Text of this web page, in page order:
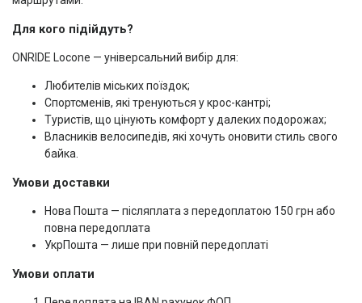
Для кого підійдуть?
ONRIDE Locone — універсальний вибір для:
Любителів міських поїздок;
Спортсменів, які тренуються у крос-кантрі;
Туристів, що цінують комфорт у далеких подорожах;
Власників велосипедів, які хочуть оновити стиль свого
байка.
Умови доставки
Нова Пошта — післяплата з передоплатою 150 грн або
повна передоплата
УкрПошта — лише при повній передоплаті
Умови оплати